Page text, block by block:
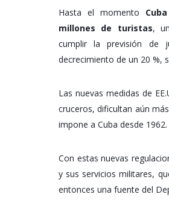
Hasta el momento
millones de turistas,
cumplir la previsión de
decrecimiento de un 20 %,
Las nuevas medidas de
cruceros, dificultan aún
impone a Cuba desde 1962.
Con estas nuevas
y sus servicios militares,
entonces una fuente del